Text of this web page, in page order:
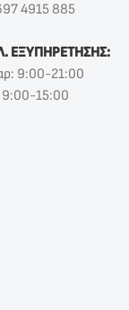
4915 885
ΕΞΥΠΗΡΕΤΗΣΗΣ:
9:00-21:00
9:00-15:00